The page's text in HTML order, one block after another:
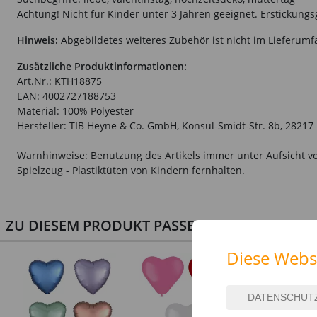
Achtung! Nicht für Kinder unter 3 Jahren geeignet.
Hinweis: Abgebildetes weiteres Zubehör ist nicht im
Zusätzliche Produktinformationen:
Art.Nr.: KTH18875
EAN: 4002727188753
Material: 100% Polyester
Hersteller: TIB Heyne & Co. GmbH, Konsul-Smidt-Str. 8b,
Warnhinweise: Benutzung des Artikels immer unter Aufsicht
Spielzeug - Plastiktüten von Kindern fernhalten.
ZU DIESEM PRODUKT PASSEN AUCH PERFEKT
Diese